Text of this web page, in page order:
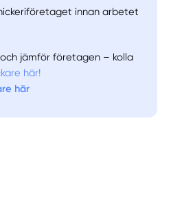
innan arbetet
jämför företagen – kolla
här!
här